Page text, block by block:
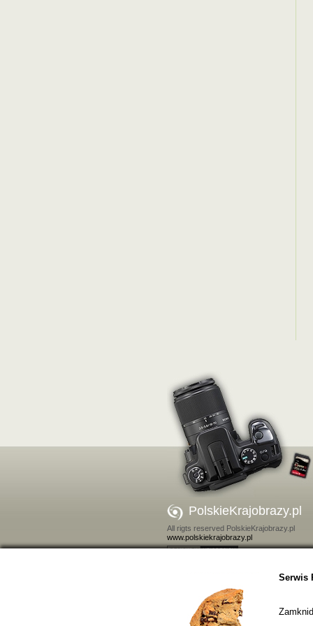
PolskieKrajobrazy.pl
All rigts reserved PolskieKrajobrazy.pl
www.polskiekrajobrazy.pl
Serwis